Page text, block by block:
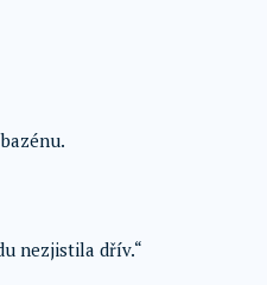
nezjistila dřív.“